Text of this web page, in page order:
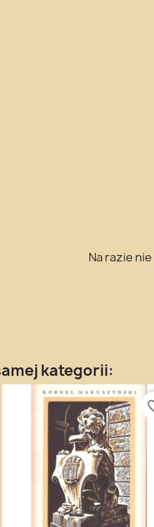
Na razie
kategorii: